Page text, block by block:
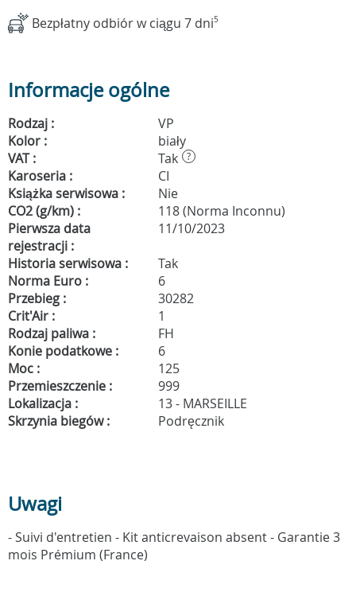
Bezpłatny odbiór w ciągu 7 dni5
Informacje ogólne
Rodzaj :
VP
Kolor :
biały
VAT :
Tak ?
Karoseria :
CI
Książka serwisowa :
Nie
CO2 (g/km) :
118 (Norma Inconnu)
Pierwsza data
rejestracji :
11/10/2023
Historia serwisowa :
Tak
Norma Euro :
6
Przebieg :
30282
Crit'Air :
1
Rodzaj paliwa :
FH
Konie podatkowe :
6
Moc :
125
Przemieszczenie :
999
Lokalizacja :
13 - MARSEILLE
Skrzynia biegów :
Podręcznik
Uwagi
- Suivi d'entretien - Kit anticrevaison absent - Garantie 3
mois Prémium (France)